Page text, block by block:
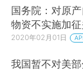
国务院：对原
物资不实施加
2020年02月01日
我国暂不对美